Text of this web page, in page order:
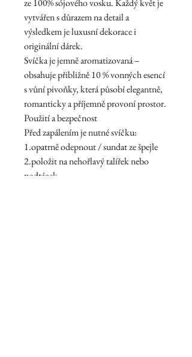
ze 100% sójového vosku. Každý květ je
vytvářen s důrazem na detail a
výsledkem je luxusní dekorace i
originální dárek.
Svíčka je jemně aromatizovaná –
obsahuje přibližně 10 % vonných esencí
s vůní pivoňky, která působí elegantně,
romanticky a příjemně provoní prostor.
Použití a bezpečnost
Před zapálením je nutné svíčku:
1.opatrně odepnout / sundat ze špejle
2.položit na nehořlavý talířek nebo
podtácek